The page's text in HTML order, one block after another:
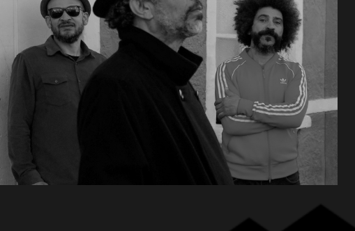
365 Outlook Live